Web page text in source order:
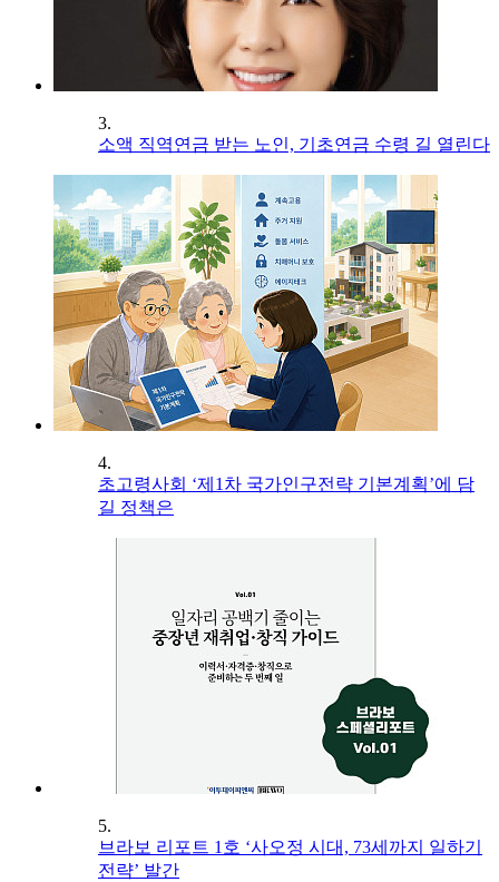
3.
소액 직역연금 받는 노인, 기초연금 수령 길 열린다
4.
초고령사회 ‘제1차 국가인구전략 기본계획’에 담
길 정책은
5.
브라보 리포트 1호 ‘사오정 시대, 73세까지 일하기
전략’ 발간